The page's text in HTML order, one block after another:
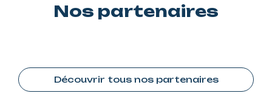
Nos partenaires
Découvrir tous nos partenaires